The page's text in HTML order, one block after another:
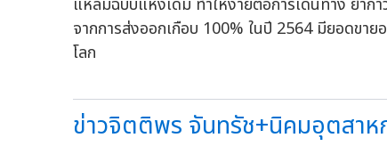
แหลมฉบับแห่งเดิม ทำให้ง่ายต่อการเดินทาง ย้ำก้
จากการส่งออกเกือบ 100% ในปี 2564 มียอดขา
โลก
ข่าวจิตติพร จันทรัช+นิคมอุตสาห